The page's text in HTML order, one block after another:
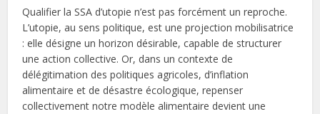
Qualifier la SSA d’utopie n’est pas forcément un reproche.
L’utopie, au sens politique, est une projection mobilisatrice
: elle désigne un horizon désirable, capable de structurer
une action collective. Or, dans un contexte de
délégitimation des politiques agricoles, d’inflation
alimentaire et de désastre écologique, repenser
collectivement notre modèle alimentaire devient une